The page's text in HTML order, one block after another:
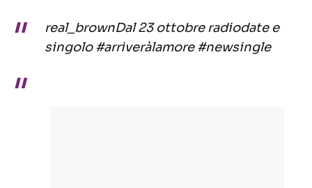
real_brownDal 23 ottobre radiodate e
singolo #arriveràlamore #newsingle